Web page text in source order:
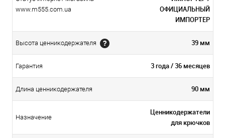
www.m555.com.ua
ОФИЦИАЛЬНЫЙ
ИМПОРТЕР
Высота ценникодержателя 39 мм
Гарантия 3 года / 36 месяцев
Длина ценникодержателя 90 мм
Назначение
Ценникодержатели
для крючков